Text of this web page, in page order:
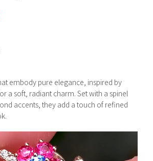
embody pure elegance, inspired by
a soft, radiant charm. Set with a spinel
accents, they add a touch of refined